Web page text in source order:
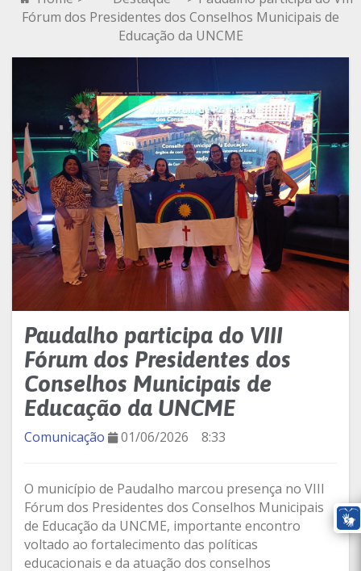
Fórum dos Presidentes dos Conselhos Municipais de
Educação da UNCME
Paudalho participa do VIII
Fórum dos Presidentes dos
Conselhos Municipais de
Educação da UNCME
Comunicação 01/06/2026 8:33
O município de Paudalho marcou presença no VIII
Fórum dos Presidentes dos Conselhos Municipais
de Educação da UNCME, importante encontro
voltado ao fortalecimento das políticas
educacionais e da atuação dos conselhos